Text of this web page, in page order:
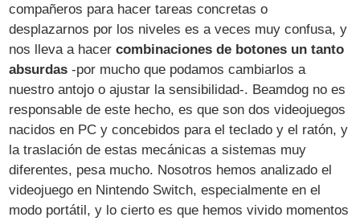
compañeros para hacer tareas concretas o
desplazarnos por los niveles es a veces muy confusa, y
nos lleva a hacercombinaciones de botones un tanto
absurdas -por mucho que podamos cambiarlos a
nuestro antojo o ajustar la sensibilidad-. Beamdog no es
responsable de este hecho, es que son dos videojuegos
nacidos en PC y concebidos para el teclado y el ratón, y
la traslación de estas mecánicas a sistemas muy
diferentes, pesa mucho. Nosotros hemos analizado el
videojuego en Nintendo Switch, especialmente en el
modo portátil, y lo cierto es que hemos vivido momentos